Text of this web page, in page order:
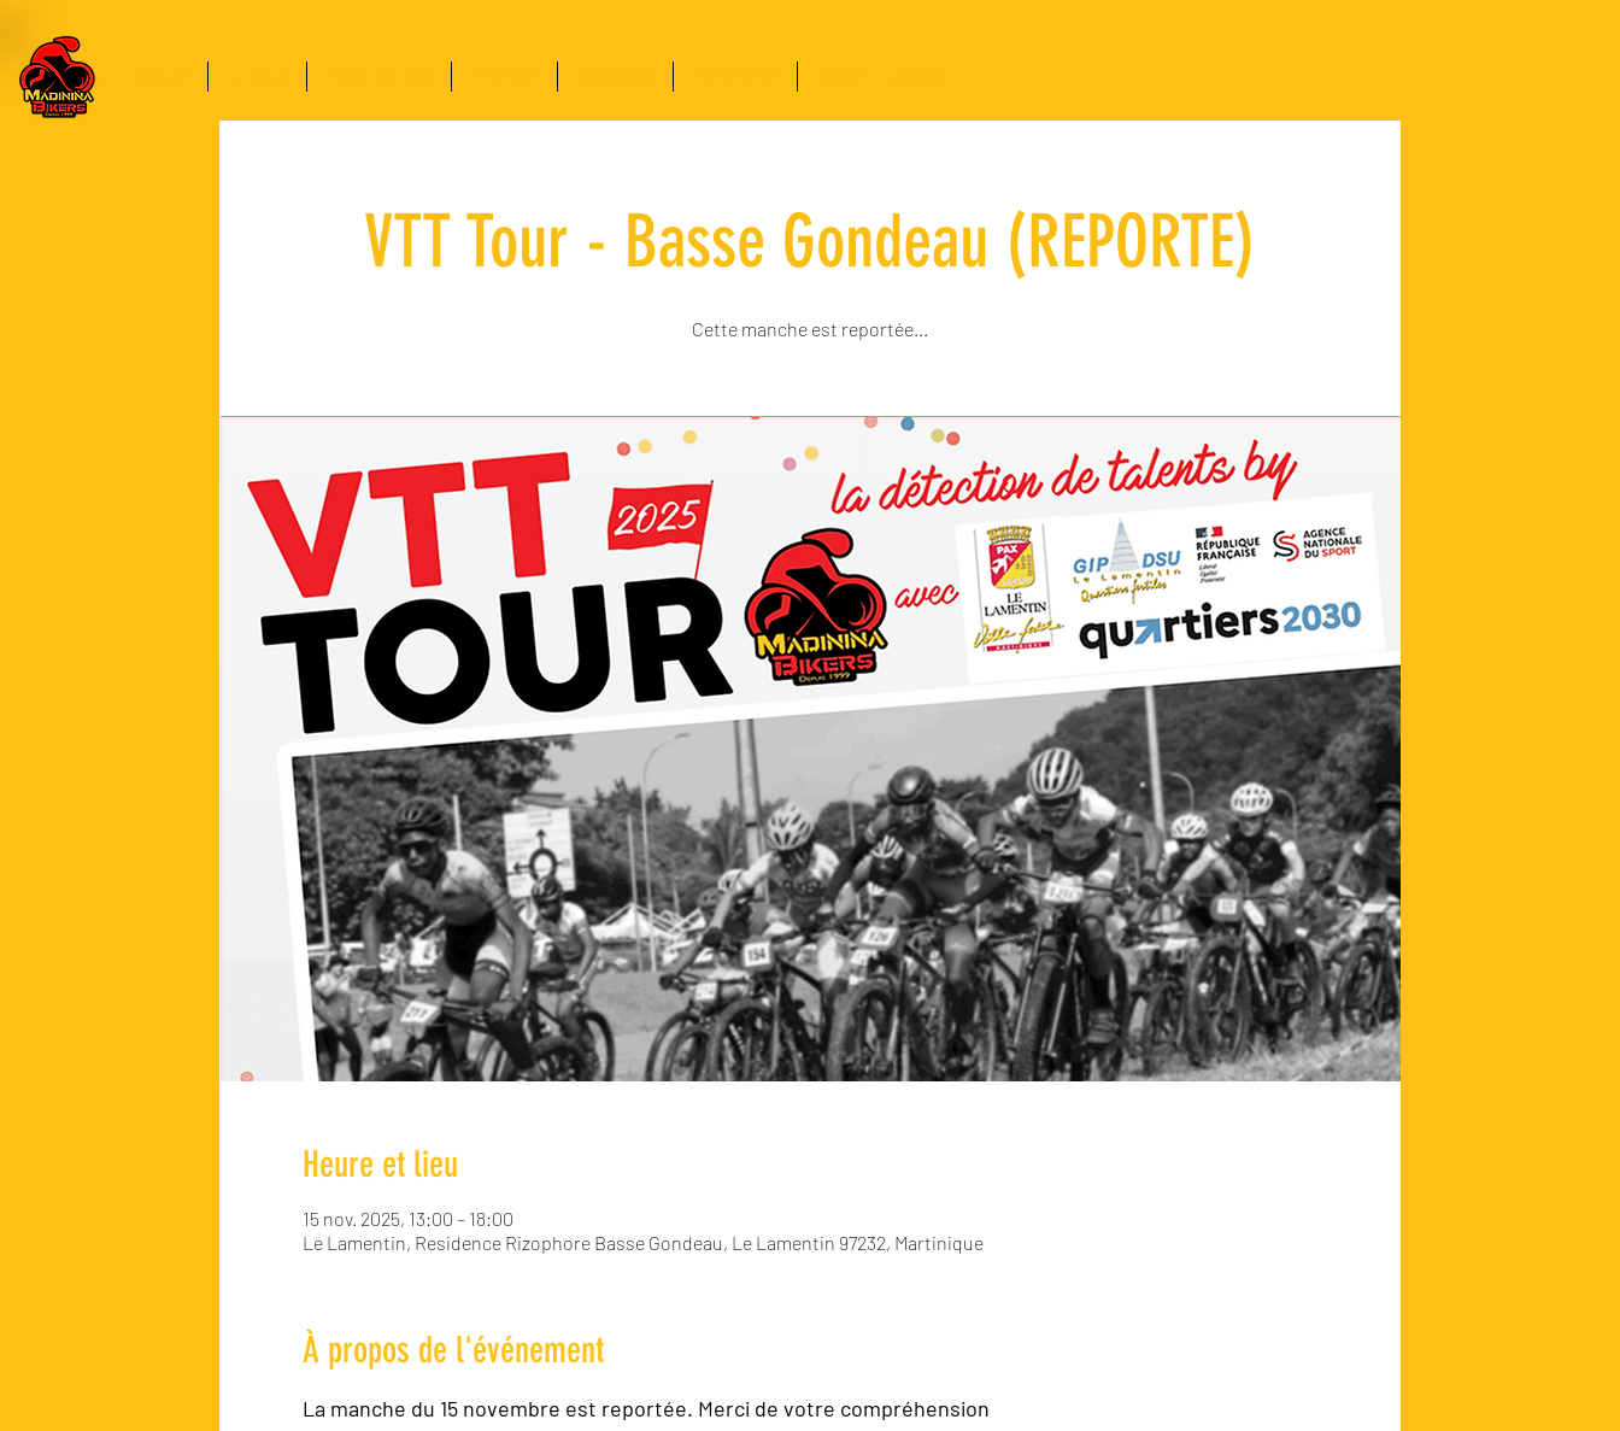
VTT Tour - Basse Gondeau (REPORTE)
Cette manche est reportée...
Heure et lieu
15 nov. 2025, 13:00 – 18:00
Le Lamentin, Residence Rizophore Basse Gondeau, Le Lamentin 97232, Martinique
À propos de l'événement
La manche du 15 novembre est reportée. Merci de votre compréhension